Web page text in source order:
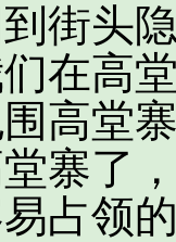
头隐
在高
高堂
寨了
占领